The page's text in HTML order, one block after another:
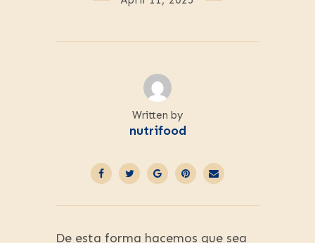
Written by
nutrifood
De esta forma hacemos que sea